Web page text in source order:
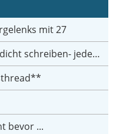
mit 27
jeder einen Satz
bevor ...